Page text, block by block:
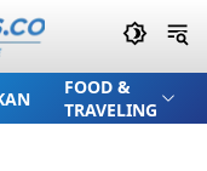
FOOD &
TRAVELING